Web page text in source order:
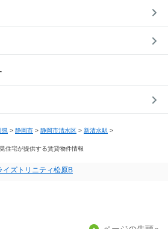
県 > 静岡市 > 静岡市清水区 > 新清水駅 >
住宅が提供する賃貸物件情報
イズトリニティ松原B